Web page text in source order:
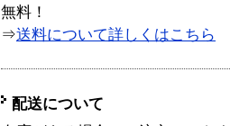
無料！
⇒送料について詳しくはこちら
配送について